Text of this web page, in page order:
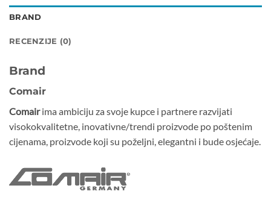
BRAND
RECENZIJE (0)
Brand
Comair
Comairima ambiciju za svoje kupce i partnere razvijati
visokokvalitetne, inovativne/trendi proizvode po poštenim
cijenama, proizvode koji su poželjni, elegantni i bude osjećaje.